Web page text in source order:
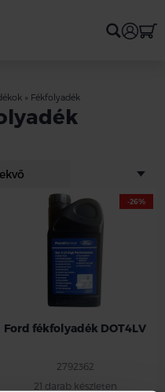
» Fékfolyadék
-26%
Ford fékfolyadék DOT4LV
2792362
21 darab készleten